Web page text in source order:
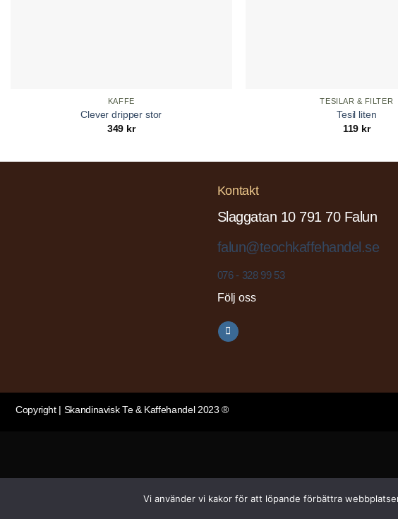
KAFFE
Clever dripper stor
349 kr
TESILAR & FILTER
Tesil liten
119 kr
Kontakt
Slaggatan 10 791 70 Falun
falun@teochkaffehandel.se
076 - 328 99 53
Följ oss
Copyright | Skandinavisk Te & Kaffehandel 2023 ®
Vi använder vi kakor för att löpande förbättra